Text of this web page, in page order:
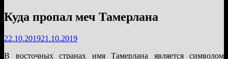
Куда пропал меч Тамерлана
22.10.201921.10.2019
В восточных странах имя Тамерлана является символом